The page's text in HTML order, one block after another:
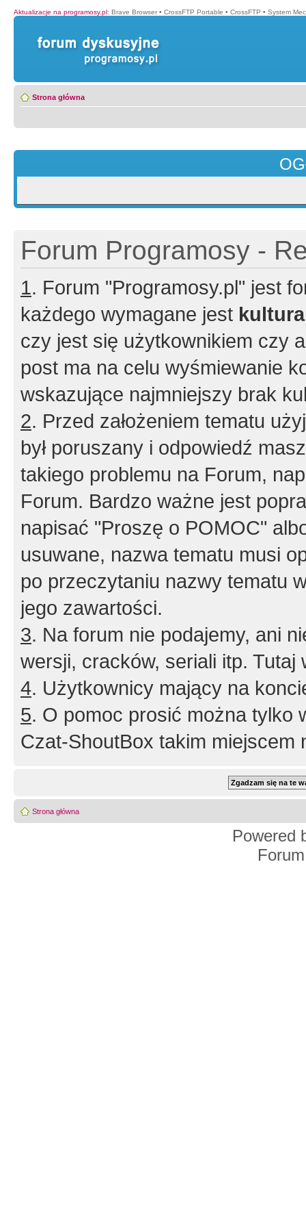
Aktualizacje na programosy.pl: Brave Browser • CrossFTP Portable • CrossFTP • System
Strona główna
Forum Programosy -
1. Forum "Programosy.pl" jest
każdego wymagane jest
czy jest się użytkownikiem czy
post ma na celu wyśmiewanie
wskazujące najmniejszy brak
2. Przed założeniem tematu
był poruszany i odpowiedź
takiego problemu na Forum,
Forum. Bardzo ważne jest
napisać "Proszę o POMOC"
usuwane, nazwa tematu musi
po przeczytaniu nazwy tematu
jego zawartości.
3. Na forum nie podajemy, ani
wersji, cracków, seriali itp. Tutaj
4. Użytkownicy mający na
5. O pomoc prosić można tylko
Czat-ShoutBox takim miejscem
Strona główna
Powered